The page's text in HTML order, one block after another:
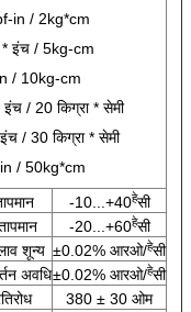
in / 2kg*cm
इंच / 5kg-cm
/ 10kg-cm
/ 20 किग्रा * सेमी
/ 30 किग्रा * सेमी
/ 50kg*cm
-10...+40हेसी
-20...+60हेसी
शून्य ±0.02% आरओ/हेसी
अवधि±0.02% आरओ/हेसी
380 ± 30 ओम